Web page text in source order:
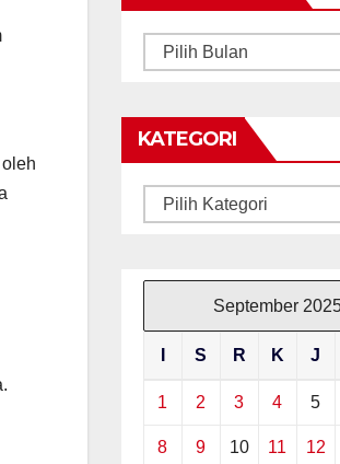
ARKIB
KATEGORI
Kategori
September
S R K J
1 2 3 4 5
8 9 10 11 12